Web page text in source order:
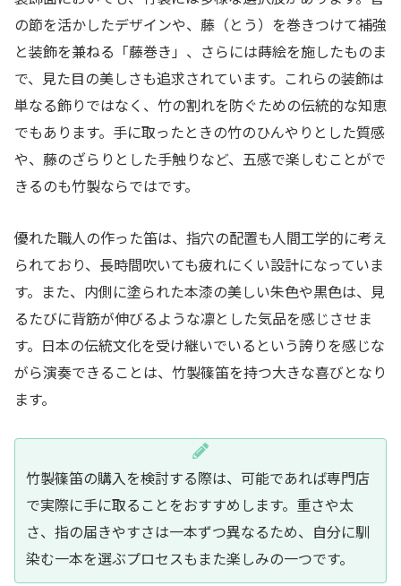
の節を活かしたデザインや、藤（とう）を巻きつけて補強
と装飾を兼ねる「藤巻き」、さらには蒔絵を施したものま
で、見た目の美しさも追求されています。これらの装飾は
単なる飾りではなく、竹の割れを防ぐための伝統的な知恵
でもあります。手に取ったときの竹のひんやりとした質感
や、藤のざらりとした手触りなど、五感で楽しむことがで
きるのも竹製ならではです。
優れた職人の作った笛は、指穴の配置も人間工学的に考え
られており、長時間吹いても疲れにくい設計になっていま
す。また、内側に塗られた本漆の美しい朱色や黒色は、見
るたびに背筋が伸びるような凛とした気品を感じさせま
す。日本の伝統文化を受け継いでいるという誇りを感じな
がら演奏できることは、竹製篠笛を持つ大きな喜びとなり
ます。
竹製篠笛の購入を検討する際は、可能であれば専門店
で実際に手に取ることをおすすめします。重さや太
さ、指の届きやすさは一本ずつ異なるため、自分に馴
染む一本を選ぶプロセスもまた楽しみの一つです。